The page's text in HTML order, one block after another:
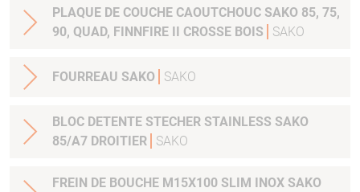
PLAQUE DE COUCHE CAOUTCHOUC SAKO 85, 75,
90, QUAD, FINNFIRE II CROSSE BOIS
SAKO
FOURREAU SAKO SAKO
BLOC DETENTE STECHER STAINLESS SAKO
85/A7 DROITIER
SAKO
FREIN DE BOUCHE M15X100 SLIM INOX SAKO